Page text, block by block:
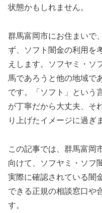
状態かもしれません。
群馬富岡市にお住まいで
ず、ソフト闇金の利用を
えします。ソフヤミ・ソ
馬であろうと他の地域で
です。「ソフト」という
が丁寧だから大丈夫、そ
り上げたイメージに過ぎ
この記事では、群馬富岡
向けて、ソフヤミ・ソフ
実際に確認されている闇
できる正規の相談窓口や
す。